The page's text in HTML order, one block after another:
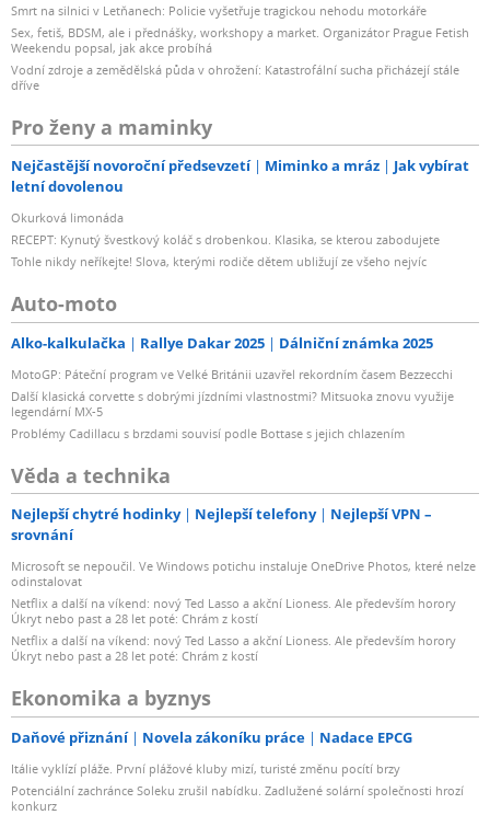
Smrt na silnici v Letňanech: Policie vyšetřuje tragickou nehodu motorkáře
Sex, fetiš, BDSM, ale i přednášky, workshopy a market. Organizátor Prague Fetish
Weekendu popsal, jak akce probíhá
Vodní zdroje a zemědělská půda v ohrožení: Katastrofální sucha přicházejí stále
dříve
Pro ženy a maminky
Nejčastější novoroční předsevzetí Miminko a mráz
Jak vybírat
letní dovolenou
Okurková limonáda
RECEPT: Kynutý švestkový koláč s drobenkou. Klasika, se kterou zabodujete
Tohle nikdy neříkejte! Slova, kterými rodiče dětem ubližují ze všeho nejvíc
Auto-moto
Alko-kalkulačka Rallye Dakar 2025 Dálniční známka 2025
MotoGP: Páteční program ve Velké Británii uzavřel rekordním časem Bezzecchi
Další klasická corvette s dobrými jízdními vlastnostmi? Mitsuoka znovu využije
legendární MX-5
Problémy Cadillacu s brzdami souvisí podle Bottase s jejich chlazením
Věda a technika
Nejlepší chytré hodinky Nejlepší telefony
Nejlepší VPN –
srovnání
Microsoft se nepoučil. Ve Windows potichu instaluje OneDrive Photos, které nelze
odinstalovat
Netflix a další na víkend: nový Ted Lasso a akční Lioness. Ale především horory
Úkryt nebo past a 28 let poté: Chrám z kostí
Netflix a další na víkend: nový Ted Lasso a akční Lioness. Ale především horory
Úkryt nebo past a 28 let poté: Chrám z kostí
Ekonomika a byznys
Daňové přiznání Novela zákoníku práce Nadace EPCG
Itálie vyklízí pláže. První plážové kluby mizí, turisté změnu pocítí brzy
Potenciální zachránce Soleku zrušil nabídku. Zadlužené solární společnosti hrozí
konkurz